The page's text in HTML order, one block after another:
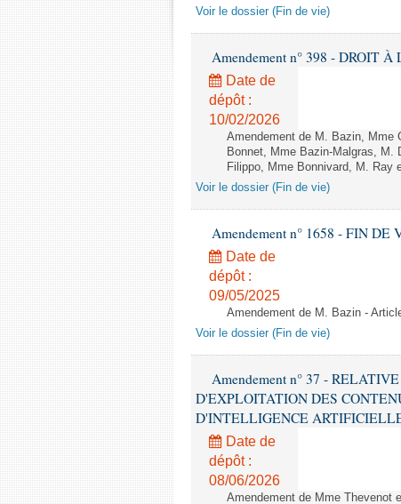
Voir le dossier (Fin de vie)
Amendement n° 398 - DROIT
Date de
dépôt :
10/02/2026
Amendement de M. Bazin, Mme
Bonnet, Mme Bazin-Malgras, M.
Filippo, Mme Bonnivard, M. Ray
Voir le dossier (Fin de vie)
Amendement n° 1658 - FIN DE
Date de
dépôt :
09/05/2025
Amendement de M. Bazin -
Voir le dossier (Fin de vie)
Amendement n° 37 -
D'EXPLOITATION DES
D'INTELLIGENCE ARTIFICIELLE
Date de
dépôt :
08/06/2026
Amendement de Mme Thevenot